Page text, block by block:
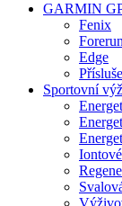
GARMIN
Fenix
Edge
Sportovní